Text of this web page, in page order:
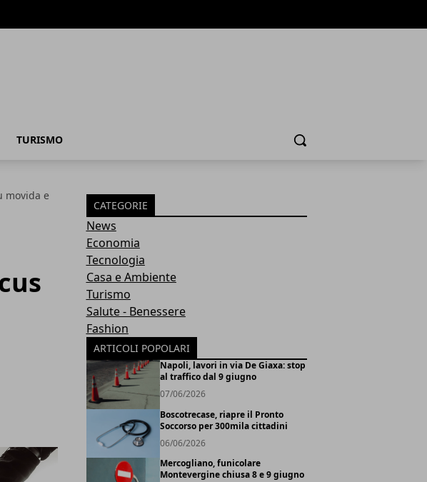
TURISMO Cerca
movida e
CATEGORIE
News
Economia
Tecnologia
Casa e Ambiente
Turismo
Salute - Benessere
Fashion
ARTICOLI POPOLARI
Napoli, lavori in via De Giaxa: stop
al traffico dal 9 giugno
07/06/2026
Boscotrecase, riapre il Pronto
Soccorso per 300mila cittadini
06/06/2026
Mercogliano, funicolare
Montevergine chiusa 8 e 9 giugno